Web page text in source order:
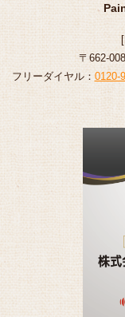
[
〒662-
フリーダイヤル： 0120-